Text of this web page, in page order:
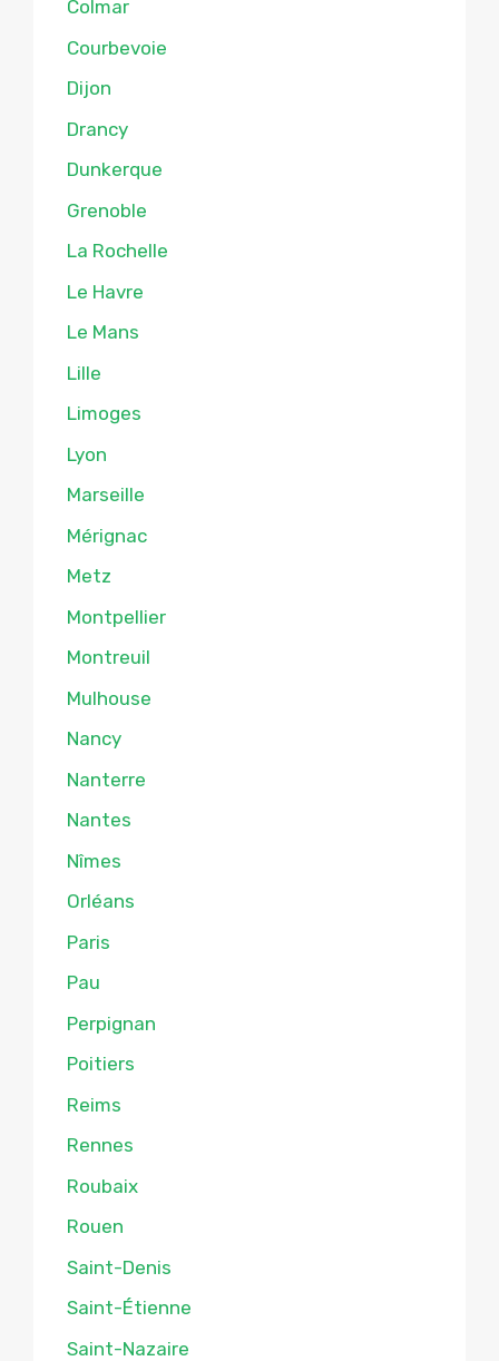
Colmar
Courbevoie
Dijon
Drancy
Dunkerque
Grenoble
La Rochelle
Le Havre
Le Mans
Lille
Limoges
Lyon
Marseille
Mérignac
Metz
Montpellier
Montreuil
Mulhouse
Nancy
Nanterre
Nantes
Nîmes
Orléans
Paris
Pau
Perpignan
Poitiers
Reims
Rennes
Roubaix
Rouen
Saint-Denis
Saint-Étienne
Saint-Nazaire